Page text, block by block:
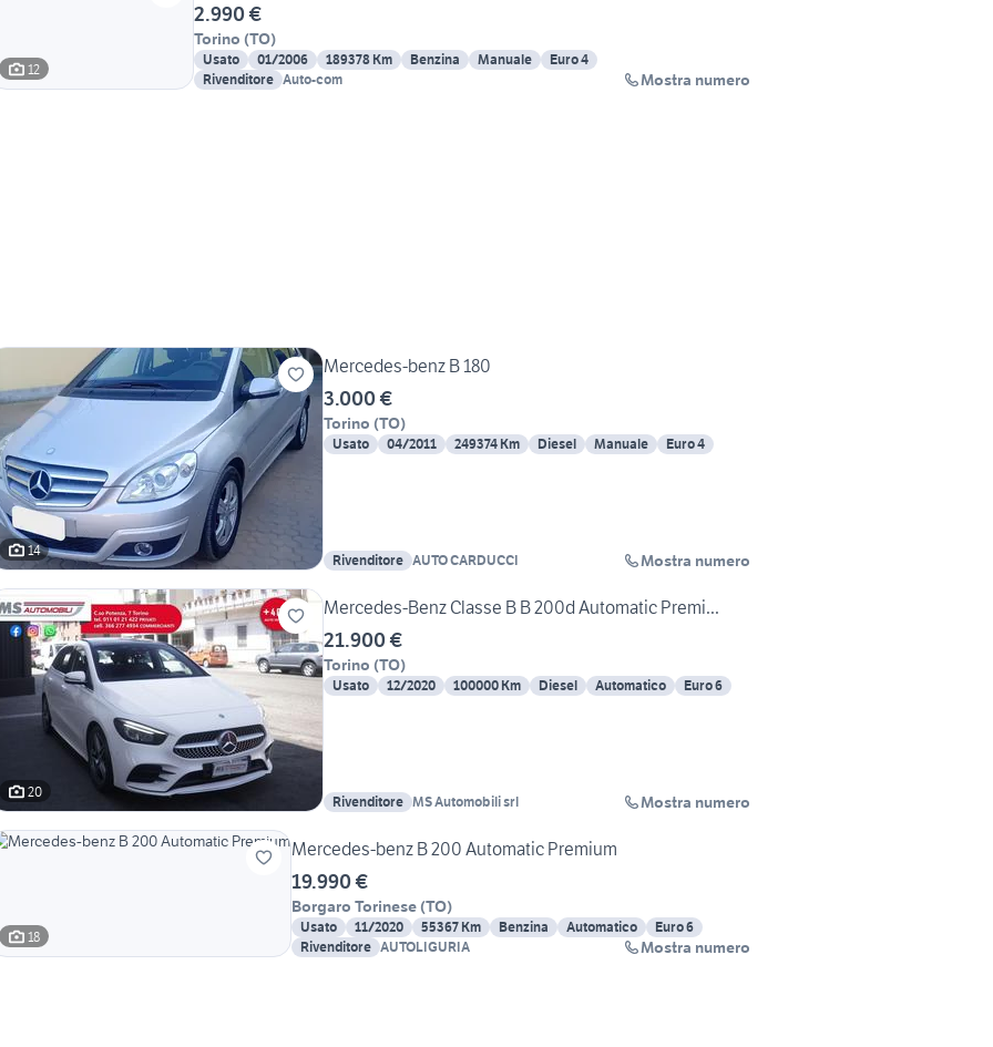
12
2.990 €
Torino (TO)
Usato 01/2006 189378 Km Benzina Manuale
Euro 4
Rivenditore Auto-com Mostra numero
14
Mercedes-benz B 180
3.000 €
Torino (TO)
Usato 04/2011 249374 Km Diesel Manuale Euro 4
Rivenditore AUTO CARDUCCI Mostra numero
20
Mercedes-Benz Classe B B 200d Automatic Premi...
21.900 €
Torino (TO)
Usato 12/2020 100000 Km Diesel Automatico Euro 6
Rivenditore MS Automobili srl Mostra numero
18
Mercedes-benz B 200 Automatic Premium
19.990 €
Borgaro Torinese (TO)
Usato 11/2020 55367 Km Benzina Automatico
Euro 6
Rivenditore AUTOLIGURIA Mostra numero